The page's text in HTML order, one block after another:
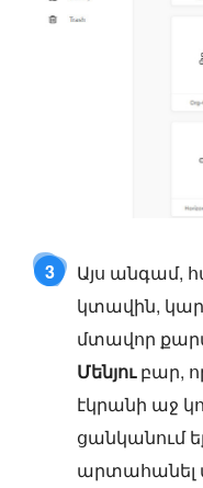
3
Այս անգամ,
կտավին,
մտավոր
Մենյուբար,
էկրանի աջ
ցանկանում
արտահանել